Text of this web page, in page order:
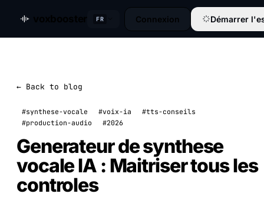
FR Connexion Démarrer
← Back to blog
#synthese-vocale #voix-ia
#tts-conseils
#production-audio
#2026
Generateur de synthese
vocale IA : Maitriser tous les
controles